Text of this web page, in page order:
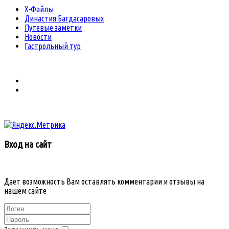
Х-Файлы
Династия Багдасаровых
Путевые заметки
Новости
Гастрольный тур
Вход на сайт
Дает возможность Вам оставлять комментарии и отзывы на
нашем сайте